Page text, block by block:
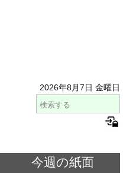
2026年8月7日 金曜日
今週の紙面